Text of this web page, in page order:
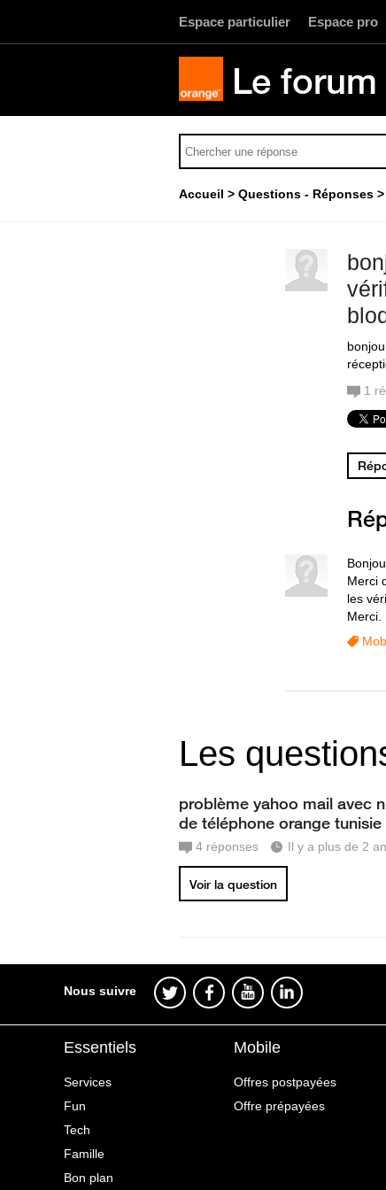
Espace particulier Espace pro
Le
Accueil Questions - Réponses
1
Merci
les
Merci.
Les
problème yahoo mail avec
de téléphone orange tunisie
4 réponses Il y a plus de 2
Voir la question
Nous suivre
Essentiels
Services
Fun
Tech
Famille
Bon plan
Mobile
Offres postpayées
Offre prépayées